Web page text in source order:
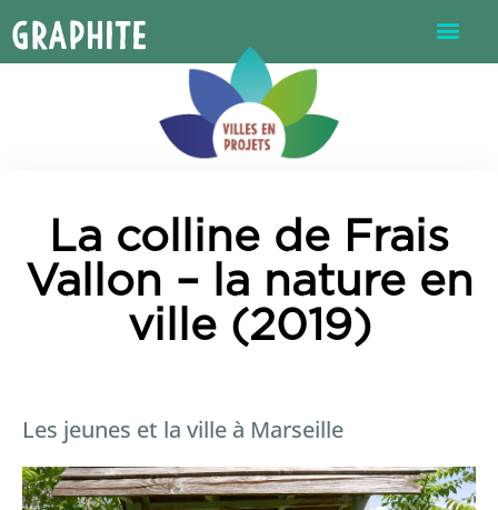
Graphite
La colline de Frais
Vallon – la nature en
ville (2019)
Les jeunes et la ville à Marseille